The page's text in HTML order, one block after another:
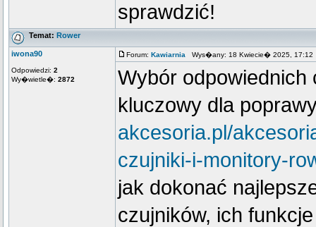
sprawdzić!
Temat: Rower
iwona90
Odpowiedzi: 2
Wy�wietle�: 2872
Forum: Kawiarnia Wys�any: 18 Kwiecie� 2025,
Wybór odpowiednich
kluczowy dla
akcesoria.pl/
czujniki-i-monitory-
jak dokonać
czujników, ich